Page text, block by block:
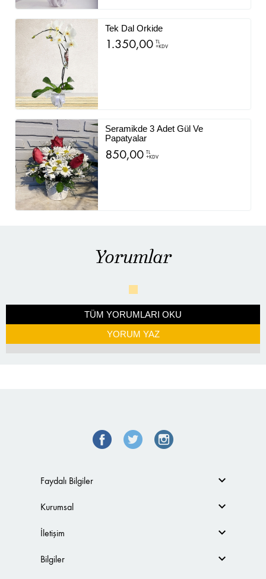
Tek Dal Orkide
1.350,00 TL
+KDV
Seramikde 3 Adet Gül Ve
Papatyalar
850,00 TL
+KDV
Yorumlar
TÜM YORUMLARI OKU
YORUM YAZ
Faydalı Bilgiler
Kurumsal
İletişim
Bilgiler